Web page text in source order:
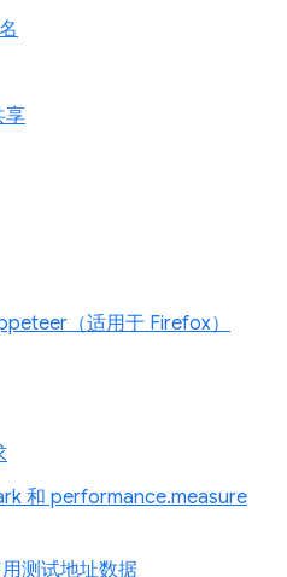
享
（适用于 Firefox）
和 performance.measure
测试地址数据